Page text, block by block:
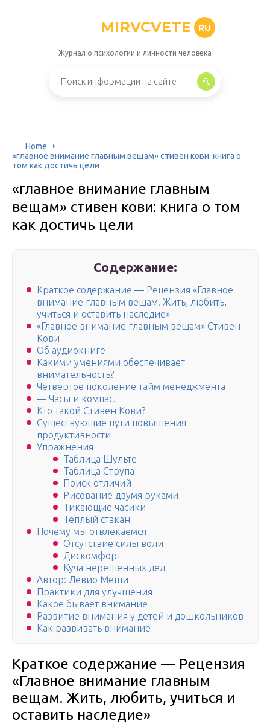
MIRVCVETE RU
Журнал о психологии и личности человека
Home
«главное внимание главным вещам» стивен кови: книга о
том как достичь цели
«главное внимание главным
вещам» стивен кови: книга о том
как достичь цели
Содержание:
Краткое содержание — Рецензия «Главное
внимание главным вещам. Жить, любить,
учиться и оставить наследие»
«Главное внимание главным вещам» Стивен
Кови
Об аудиокниге
Какими умениями обеспечивает
внимательность?
Четвертое поколение тайм менеджмента
— Часы и компас.
Кто такой Стивен Кови?
Существующие пути повышения
продуктивности
Упражнения
Таблица Шульте
Таблица Струпа
Поиск отличий
Рисование двумя руками
Тикающие часики
Теплый стакан
Почему мы отвлекаемся
Отсутствие силы воли
Дискомфорт
Куча нерешенных дел
Автор: Левио Меши
Практики для улучшения
Какое бывает внимание
Развитие внимания у детей и дошкольников
Как развивать внимание
Краткое содержание — Рецензия
«Главное внимание главным
вещам. Жить, любить, учиться и
оставить наследие»